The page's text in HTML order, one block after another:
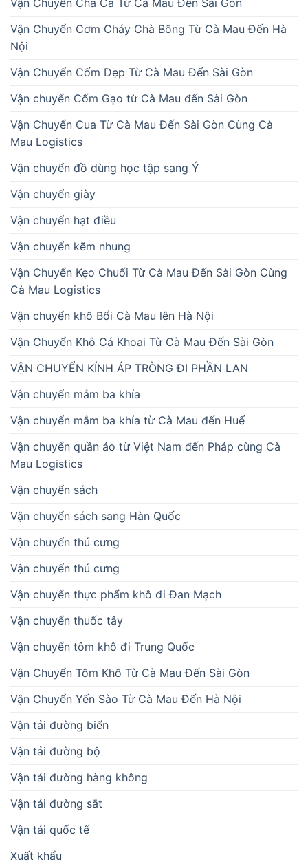
Vận Chuyển Chả Cá Từ Cà Mau Đến Sài Gòn
Vận Chuyển Cơm Cháy Chà Bông Từ Cà Mau Đến Hà
Nội
Vận Chuyển Cốm Dẹp Từ Cà Mau Đến Sài Gòn
Vận chuyển Cốm Gạo từ Cà Mau đến Sài Gòn
Vận Chuyển Cua Từ Cà Mau Đến Sài Gòn Cùng Cà
Mau Logistics
Vận chuyển đồ dùng học tập sang Ý
Vận chuyển giày
Vận chuyển hạt điều
Vận chuyển kẽm nhung
Vận Chuyển Kẹo Chuối Từ Cà Mau Đến Sài Gòn Cùng
Cà Mau Logistics
Vận chuyển khô Bổi Cà Mau lên Hà Nội
Vận Chuyển Khô Cá Khoai Từ Cà Mau Đến Sài Gòn
VẬN CHUYỂN KÍNH ÁP TRÒNG ĐI PHẦN LAN
Vận chuyển mắm ba khía
Vận chuyển mắm ba khía từ Cà Mau đến Huế
Vận chuyển quần áo từ Việt Nam đến Pháp cùng Cà
Mau Logistics
Vận chuyển sách
Vận chuyển sách sang Hàn Quốc
Vận chuyển thú cưng
Vận chuyển thú cưng
Vận chuyển thực phẩm khô đi Đan Mạch
Vận chuyển thuốc tây
Vận chuyển tôm khô đi Trung Quốc
Vận Chuyển Tôm Khô Từ Cà Mau Đến Sài Gòn
Vận Chuyển Yến Sào Từ Cà Mau Đến Hà Nội
Vận tải đường biển
Vận tải đường bộ
Vận tải đường hàng không
Vận tải đường sắt
Vận tải quốc tế
Xuất khẩu